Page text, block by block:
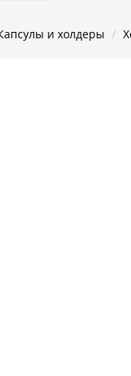
и холдеры